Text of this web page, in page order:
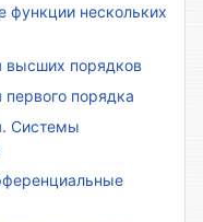
функции нескольких
высших порядков
порядка
Системы